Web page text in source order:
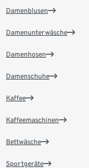
Damenblusen
Damenunterwäsche
Damenhosen
Damenschuhe
Kaffee
Kaffeemaschinen
Bettwäsche
Sportgeräte